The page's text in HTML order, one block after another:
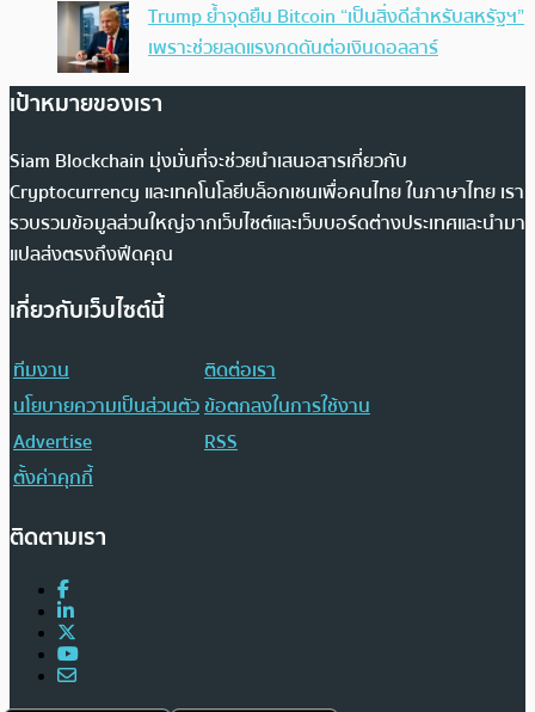
Trump ย้ำจุดยืน Bitcoin “เป็นสิ่งดีสำหรับสหรัฐฯ”
เพราะช่วยลดแรงกดดันต่อเงินดอลลาร์
เป้าหมายของเรา
Siam Blockchain มุ่งมั่นที่จะช่วยนำเสนอสารเกี่ยวกับ
Cryptocurrency และเทคโนโลยีบล็อกเชนเพื่อคนไทย ในภาษาไทย เรา
รวบรวมข้อมูลส่วนใหญ่จากเว็บไซต์และเว็บบอร์ดต่างประเทศและนำมา
แปลส่งตรงถึงฟีดคุณ
เกี่ยวกับเว็บไซต์นี้
ทีมงาน
ติดต่อเรา
นโยบายความเป็นส่วนตัวข้อตกลงในการใช้งาน
Advertise
RSS
ตั้งค่าคุกกี้
ติดตามเรา